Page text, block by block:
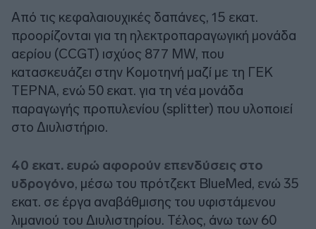
Από τις κεφαλαιουχικές δαπάνες, 15 εκατ.
προορίζονται για τη ηλεκτροπαραγωγική μονάδα
αερίου (CCGT) ισχύος 877 MW, που
κατασκευάζει στην Κομοτηνή μαζί με τη ΓΕΚ
ΤΕΡΝΑ, ενώ 50 εκατ. για τη νέα μονάδα
παραγωγής προπυλενίου (splitter) που υλοποιεί
στο Διυλιστήριο.
40 εκατ. ευρώ αφορούν επενδύσεις στο
υδρογόνο, μέσω του πρότζεκτ BlueMed, ενώ 35
εκατ. σε έργα αναβάθμισης του υφιστάμενου
λιμανιού του Διυλιστηρίου. Τέλος, άνω των 60